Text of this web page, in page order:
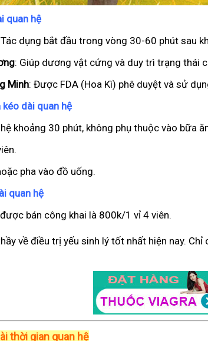
quan hệ
dụng bắt đầu trong vòng 30-60 phút sau
: Giúp dương vật cứng và duy trì trạng thái
Minh: Được FDA (Hoa Kì) phê duyệt và sử
dài quan hệ
khoảng 30 phút, không phụ thuộc vào bữa
pha vào đồ uống.
quan hệ
bán công khai là 800k/1 vỉ 4 viên.
về điều trị yếu sinh lý tốt nhất hiện nay.
thời gian quan hệ